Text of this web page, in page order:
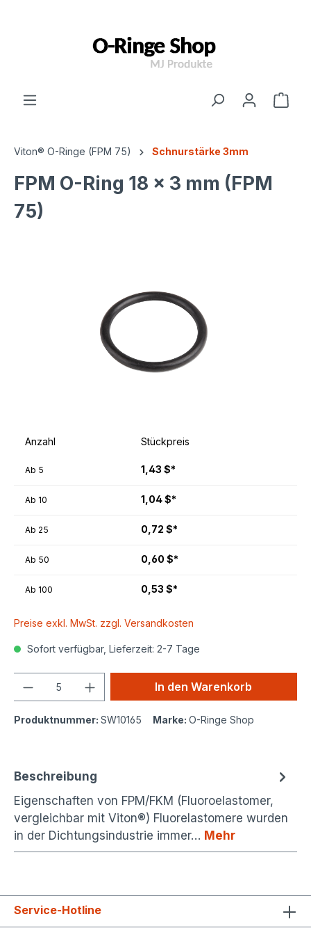
Viton® O-Ringe (FPM 75) Schnurstärke 3mm
FPM O-Ring 18 x 3 mm (FPM
75)
Anzahl Stückpreis
Ab 5 1,43 $*
Ab 10 1,04 $*
Ab 25 0,72 $*
Ab 50 0,60 $*
Ab 100 0,53 $*
Preise exkl. MwSt. zzgl. Versandkosten
Sofort verfügbar, Lieferzeit: 2-7 Tage
In den Warenkorb
Produktnummer: SW10165 Marke: O-Ringe Shop
Beschreibung
Eigenschaften von FPM/FKM (Fluoroelastomer,
vergleichbar mit Viton®) Fluorelastomere wurden
in der Dichtungsindustrie immer… Mehr
Service-Hotline